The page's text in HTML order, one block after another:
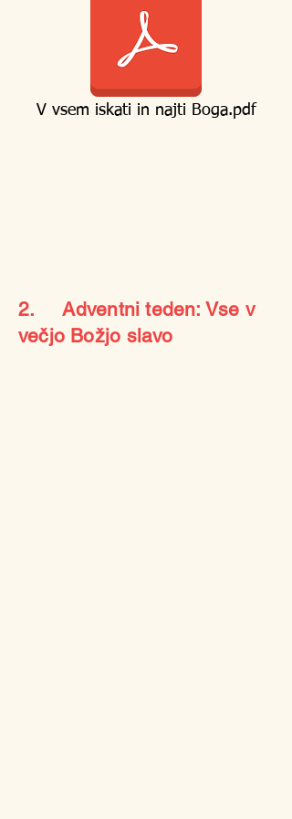
V vsem iskati in najti Boga.pdf
2. Adventni teden: Vse v
večjo Božjo slavo